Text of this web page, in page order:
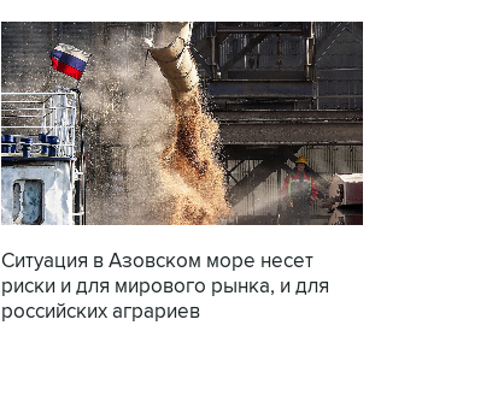
Ситуация в Азовском море несет
риски и для мирового рынка, и для
российских аграриев